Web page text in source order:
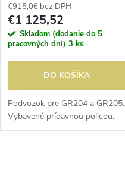
€915,06 bez DPH
€1 125,52
Skladom (dodanie do 5
pracovných dní) 3 ks
DO KOŠÍKA
Podvozok pre GR204 a GR205.
Vybavené prídavnou policou.